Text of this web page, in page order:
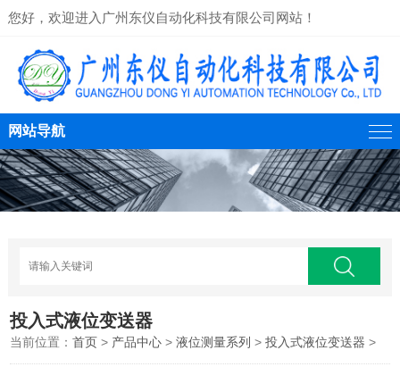
您好，欢迎进入广州东仪自动化科技有限公司网站！
网站导航
投入式液位变送器
当前位置：首页 > 产品中心 >液位测量系列 >投入式液位变送器 >